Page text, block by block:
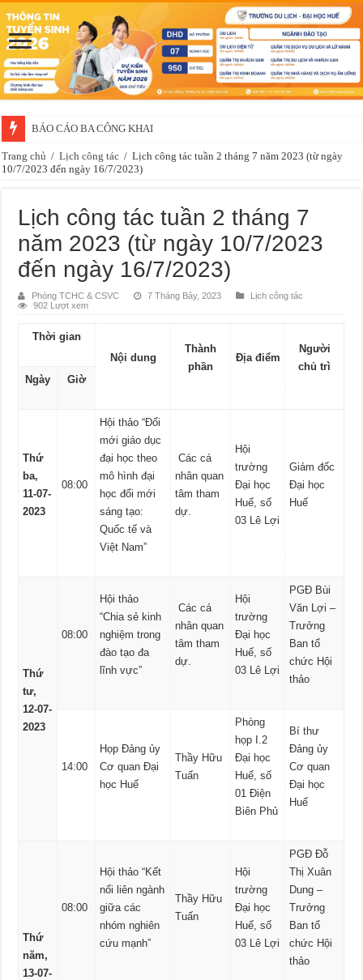
BÁO CÁO BA CÔNG KHAI
Thông báo về việc xét chọn sinh viên đề nghị nhận học bổng của doanh
Trang chủ / Lịch công tác / Lịch công tác tuần 2 tháng 7 năm 2023 (từ ngày
10/7/2023 đến ngày 16/7/2023)
Lịch công tác tuần 2 tháng 7
năm 2023 (từ ngày 10/7/2023
đến ngày 16/7/2023)
Phòng TCHC & CSVC 7 Tháng Bảy, 2023
Lịch công tác
902 Lượt xem
Thời gian
Nội dung
Thành
phần
Địa điểm
Người
chủ trì
Ngày
Giờ
Thứ
ba,
11-07-
2023
08:00
Hội thảo “Đổi
mới giáo dục
đại học theo
mô hình đại
học đổi mới
sáng tạo:
Quốc tế và
Việt Nam”
Các cá
nhân quan
tâm tham
dự.
Hội
trường
Đại học
Huế, số
03 Lê Lợi
Giám đốc
Đại học
Huế
Thứ
tư,
12-07-
2023
08:00
Hội thảo
“Chia sẻ kinh
nghiệm trong
đào tạo đa
lĩnh vực”
Các cá
nhân quan
tâm tham
dự.
Hội
trường
Đại học
Huế, số
03 Lê Lợi
PGĐ Bùi
Văn Lợi –
Trưởng
Ban tổ
chức Hội
thảo
14:00
Họp Đảng ủy
Cơ quan Đại
học Huế
Thầy Hữu
Tuấn
Phòng
họp I.2
Đại học
Huế, số
01 Điện
Biên Phủ
Bí thư
Đảng ủy
Cơ quan
Đại học
Huế
Thứ
năm,
13-07-
08:00
Hội thảo “Kết
nối liên ngành
giữa các
nhóm nghiên
cứu mạnh”
Thầy Hữu
Tuấn
Hội
trường
Đại học
Huế, số
03 Lê Lợi
PGĐ Đỗ
Thị Xuân
Dung –
Trưởng
Ban tổ
chức Hội
thảo